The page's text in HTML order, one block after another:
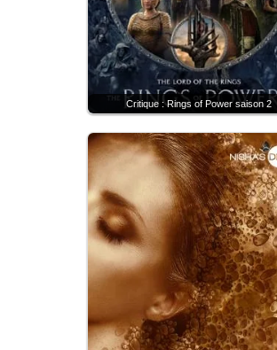
Critique : Rings of Power saison 2